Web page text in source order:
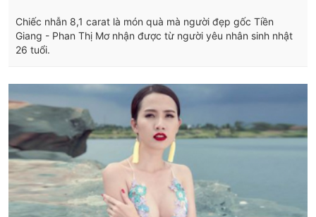
Chiếc nhẫn 8,1 carat là món quà mà người đẹp gốc Tiền
Giang - Phan Thị Mơ nhận được từ người yêu nhân sinh nhật
26 tuổi.